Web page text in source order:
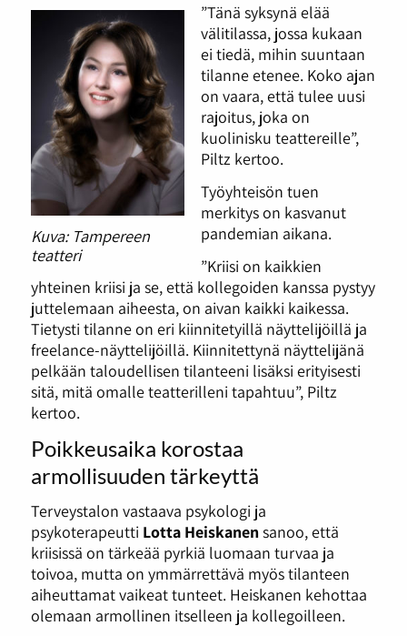
Kuva: Tampereen
teatteri
”Tänä syksynä elää
välitilassa, jossa kukaan
ei tiedä, mihin suuntaan
tilanne etenee. Koko ajan
on vaara, että tulee uusi
rajoitus, joka on
kuolinisku teattereille”,
Piltz kertoo.
Työyhteisön tuen
merkitys on kasvanut
pandemian aikana.
”Kriisi on kaikkien
yhteinen kriisi ja se, että kollegoiden kanssa pystyy
juttelemaan aiheesta, on aivan kaikki kaikessa.
Tietysti tilanne on eri kiinnitetyillä näyttelijöillä ja
freelance-näyttelijöillä. Kiinnitettynä näyttelijänä
pelkään taloudellisen tilanteeni lisäksi erityisesti
sitä, mitä omalle teatterilleni tapahtuu”, Piltz
kertoo.
Poikkeusaika korostaa
armollisuuden tärkeyttä
Terveystalon vastaava psykologi ja
psykoterapeutti Lotta Heiskanensanoo, että
kriisissä on tärkeää pyrkiä luomaan turvaa ja
toivoa, mutta on ymmärrettävä myös tilanteen
aiheuttamat vaikeat tunteet. Heiskanen kehottaa
olemaan armollinen itselleen ja kollegoilleen.